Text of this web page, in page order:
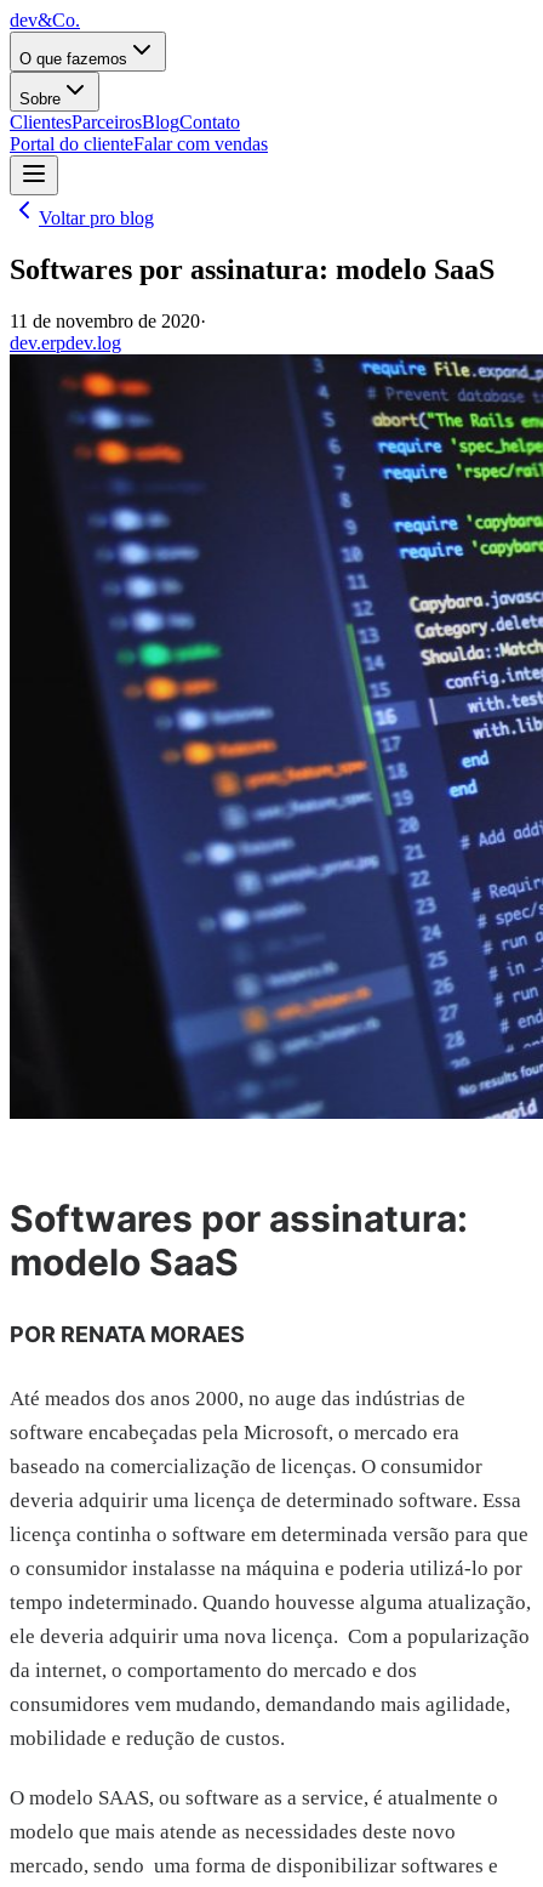
dev&Co.
O que fazemos
Sobre
ClientesParceirosBlogContato
Portal do clienteFalar com vendas
Voltar pro blog
Softwares por assinatura: modelo SaaS
11 de novembro de 2020·
dev.erpdev.log
Softwares por assinatura:
modelo SaaS
POR RENATA MORAES
Até meados dos anos 2000, no auge das indústrias de
software encabeçadas pela Microsoft, o mercado era
baseado na comercialização de licenças. O consumidor
deveria adquirir uma licença de determinado software. Essa
licença continha o software em determinada versão para que
o consumidor instalasse na máquina e poderia utilizá-lo por
tempo indeterminado. Quando houvesse alguma atualização,
ele deveria adquirir uma nova licença. Com a popularização
da internet, o comportamento do mercado e dos
consumidores vem mudando, demandando mais agilidade,
mobilidade e redução de custos.
O modelo SAAS, ou software as a service, é atualmente o
modelo que mais atende as necessidades deste novo
mercado, sendo uma forma de disponibilizar softwares e